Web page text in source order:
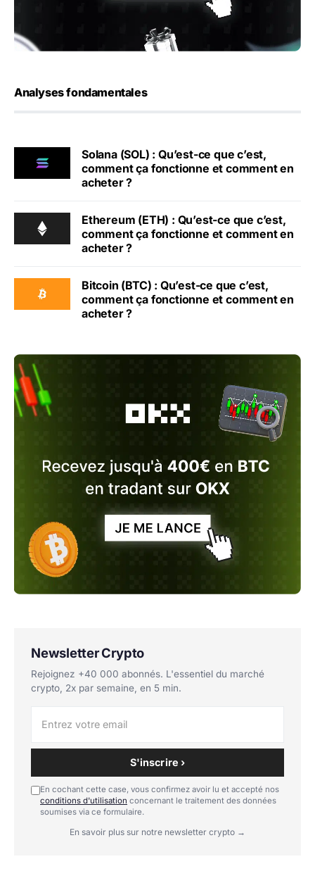
Analyses fondamentales
Solana (SOL) : Qu’est-ce que c’est,
comment ça fonctionne et comment en
acheter ?
Ethereum (ETH) : Qu’est-ce que c’est,
comment ça fonctionne et comment en
acheter ?
Bitcoin (BTC) : Qu’est-ce que c’est,
comment ça fonctionne et comment en
acheter ?
Newsletter Crypto
Rejoignez +40 000 abonnés. L'essentiel du marché
crypto, 2x par semaine, en 5 min.
S'inscrire ›
En cochant cette case, vous confirmez avoir lu et accepté nos
conditions d'utilisation concernant le traitement des données
soumises via ce formulaire.
En savoir plus sur notre newsletter crypto →